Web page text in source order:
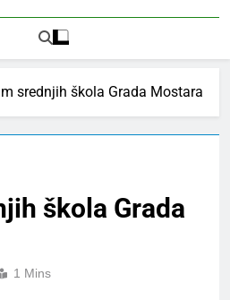
srednjih škola Grada Mostara
škola Grada
1 Mins